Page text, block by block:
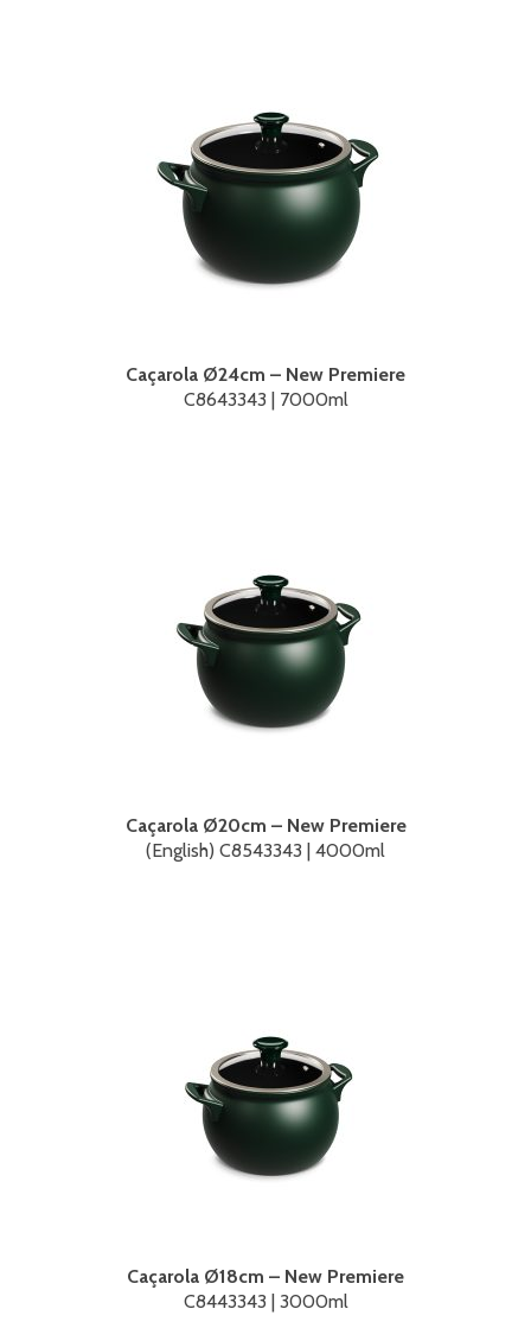
Caçarola Ø24cm – New Premiere
C8643343 | 7000ml
Caçarola Ø20cm – New Premiere
(English) C8543343 | 4000ml
Caçarola Ø18cm – New Premiere
C8443343 | 3000ml